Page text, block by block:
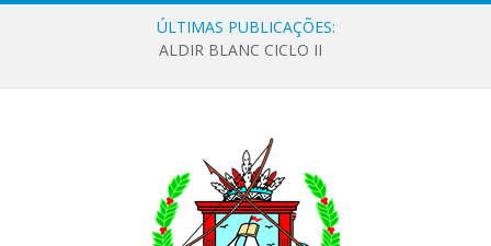
ÚLTIMAS PUBLICAÇÕES:
ALDIR BLANC CICLO II